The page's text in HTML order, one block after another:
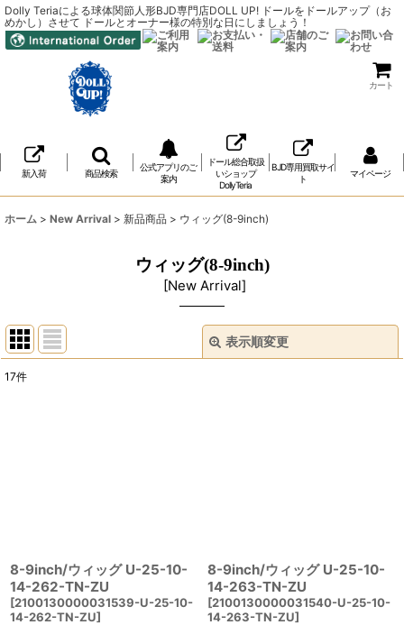
Dolly Teriaによる球体関節人形BJD専門店DOLL UP! ドールをドールアップ（お
めかし）させて ドールとオーナー様の特別な日にしましょう！
カート
新入荷 商品検索
公式アプリのご
案内
ドール総合取扱
いショップ
DollyTeria
BJD専用買取サイ
ト
マイページ
ホーム > New Arrival > 新品商品 > ウィッグ(8-9inch)
ウィッグ(8-9inch)
[New Arrival]
表示順変更
17件
8-9inch/ウィッグ U-25-10-
14-262-TN-ZU
[2100130000031539-U-25-10-
14-262-TN-ZU]
8-9inch/ウィッグ U-25-10-
14-263-TN-ZU
[2100130000031540-U-25-10-
14-263-TN-ZU]